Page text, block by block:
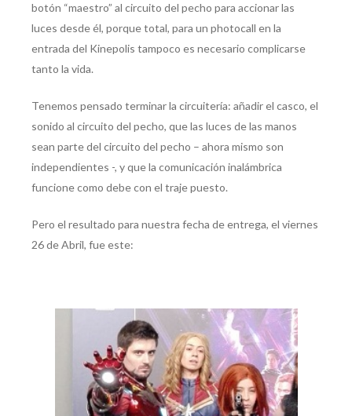
botón “maestro” al circuito del pecho para accionar las
luces desde él, porque total, para un photocall en la
entrada del Kinepolis tampoco es necesario complicarse
tanto la vida.
Tenemos pensado terminar la circuitería: añadir el casco, el
sonido al circuito del pecho, que las luces de las manos
sean parte del circuito del pecho – ahora mismo son
independientes -, y que la comunicación inalámbrica
funcione como debe con el traje puesto.
Pero el resultado para nuestra fecha de entrega, el viernes
26 de Abril, fue este: